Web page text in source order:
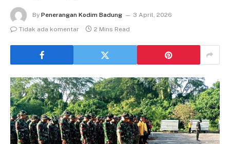
By Penerangan Kodim Badung
3 April, 2026
Tidak ada komentar
2 Mins Read